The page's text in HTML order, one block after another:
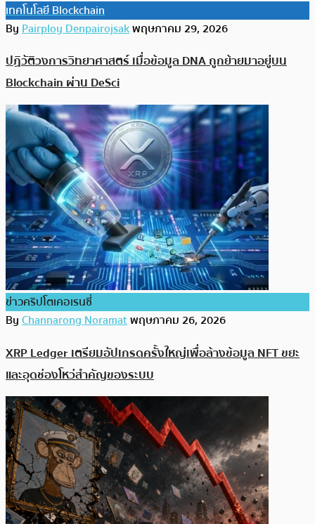
เทคโนโลยี Blockchain
ByPairploy Denpairojsakพฤษภาคม 29, 2026
ปฏิวัติวงการวิทยาศาสตร์ เมื่อข้อมูล DNA ถูกย้ายมาอยู่บน
Blockchain ผ่าน DeSci
ข่าวคริปโตเคอเรนซี่
ByChannarong Noramatพฤษภาคม 26, 2026
XRP Ledger เตรียมอัปเกรดครั้งใหญ่เพื่อล้างข้อมูล NFT ขยะ
และอุดช่องโหว่สำคัญของระบบ